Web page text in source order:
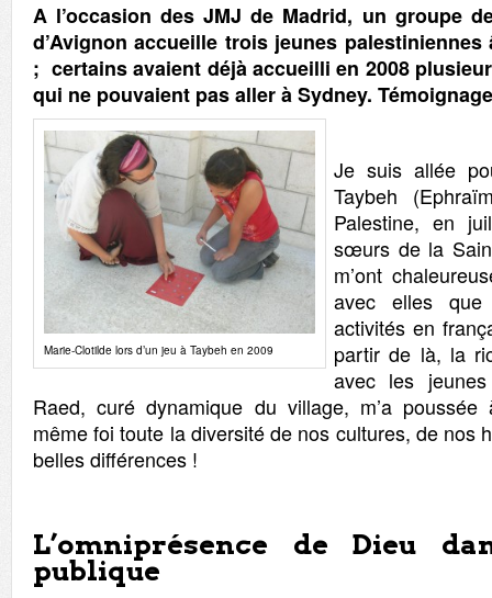
A l’occasion des JMJ de Madrid, un groupe
d’Avignon accueille trois jeunes palestiniennes
; certains avaient déjà accueilli en 2008
qui ne pouvaient pas aller à Sydney.
Marie-Clotilde lors d’un jeu à Taybeh en 2009
Je suis allée
Taybeh
Palestine, en
sœurs de la
m’ont
avec elles
activités en
partir de là, la
avec les
Raed, curé dynamique du village, m’a
même foi toute la diversité de nos cultures, de nos
belles différences !
L’omniprésence de Dieu
publique